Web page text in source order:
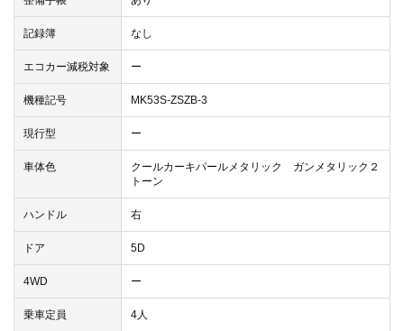
記録簿 なし
エコカー減税対象 ー
機種記号 MK53S-ZSZB-3
現行型 ー
車体色
クールカーキパールメタリック ガンメタリック２
トーン
ハンドル 右
ドア 5D
4WD ー
乗車定員 4人